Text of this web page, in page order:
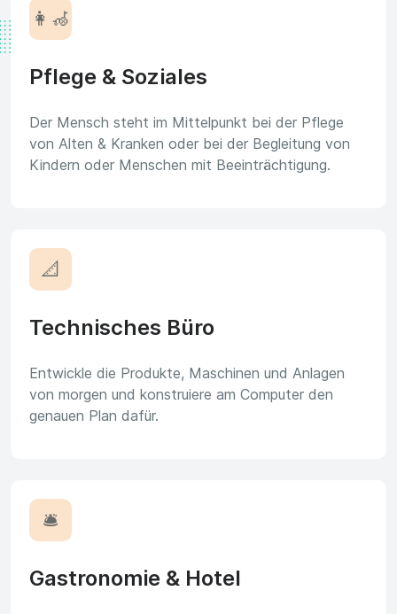
👩‍🦽
Pflege & Soziales
Der Mensch steht im Mittelpunkt bei der Pflege
von Alten & Kranken oder bei der Begleitung von
Kindern oder Menschen mit Beeinträchtigung.
📐
Technisches Büro
Entwickle die Produkte, Maschinen und Anlagen
von morgen und konstruiere am Computer den
genauen Plan dafür.
🛎️
Gastronomie & Hotel